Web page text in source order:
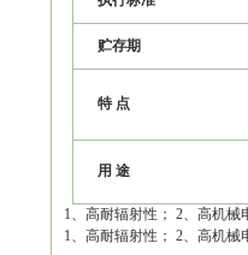
贮存期
特 点
用 途
1、高耐辐射性； 2、高机
1、高耐辐射性； 2、高机